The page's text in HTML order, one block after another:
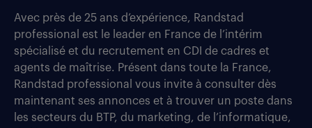
Avec près de 25 ans d’expérience, Randstad
professional est le leader en France de l’intérim
spécialisé et du recrutement en CDI de cadres et
agents de maîtrise. Présent dans toute la France,
Randstad professional vous invite à consulter dès
maintenant ses annonces et à trouver un poste dans
les secteurs du BTP, du marketing, de l’informatique,